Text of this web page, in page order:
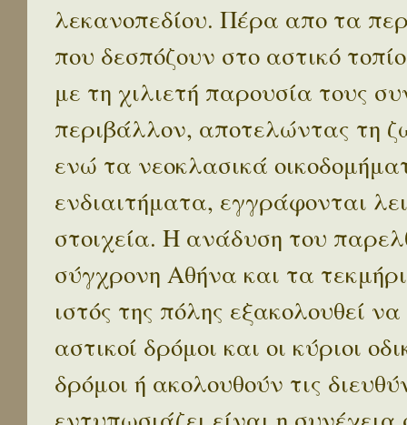
λεκανοπεδίου. Πέρα απο τα
που δεσπόζουν στο αστικό
με τη χιλιετή παρουσία τους
περιβάλλον, αποτελώντας τη
ενώ τα νεοκλασικά
ενδιαιτήματα, εγγράφονται
στοιχεία. Η ανάδυση του
σύγχρονη Αθήνα και τα
ιστός της πόλης εξακολουθεί
αστικοί δρόμοι και οι κύριοι
δρόμοι ή ακολουθούν τις